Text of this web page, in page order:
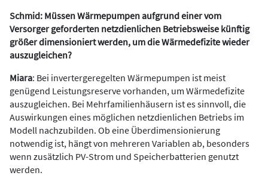
Schmid: Müssen Wärmepumpen aufgrund einer vom
Versorger geforderten netzdienlichen Betriebsweise künftig
größer dimensioniert werden, um die Wärmedefizite wieder
auszugleichen?
Miara: Bei invertergeregelten Wärmepumpen ist meist
genügend Leistungsreserve vorhanden, um Wärmedefizite
auszugleichen. Bei Mehrfamilienhäusern ist es sinnvoll, die
Auswirkungen eines möglichen netzdienlichen Betriebs im
Modell nachzubilden. Ob eine Überdimensionierung
notwendig ist, hängt von mehreren Variablen ab, besonders
wenn zusätzlich PV-Strom und Speicherbatterien genutzt
werden.